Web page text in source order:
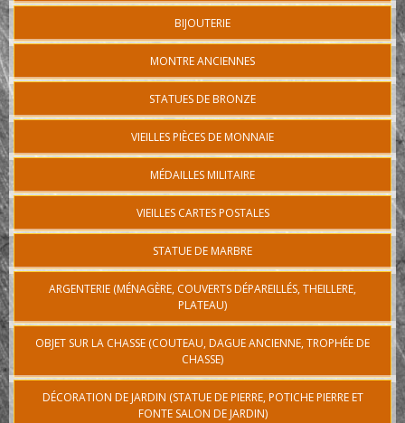
BIJOUTERIE
MONTRE ANCIENNES
STATUES DE BRONZE
VIEILLES PIÈCES DE MONNAIE
MÉDAILLES MILITAIRE
VIEILLES CARTES POSTALES
STATUE DE MARBRE
ARGENTERIE (MÉNAGÈRE, COUVERTS DÉPAREILLÉS, THEILLERE,
PLATEAU)
OBJET SUR LA CHASSE (COUTEAU, DAGUE ANCIENNE, TROPHÉE DE
CHASSE)
DÉCORATION DE JARDIN (STATUE DE PIERRE, POTICHE PIERRE ET
FONTE SALON DE JARDIN)